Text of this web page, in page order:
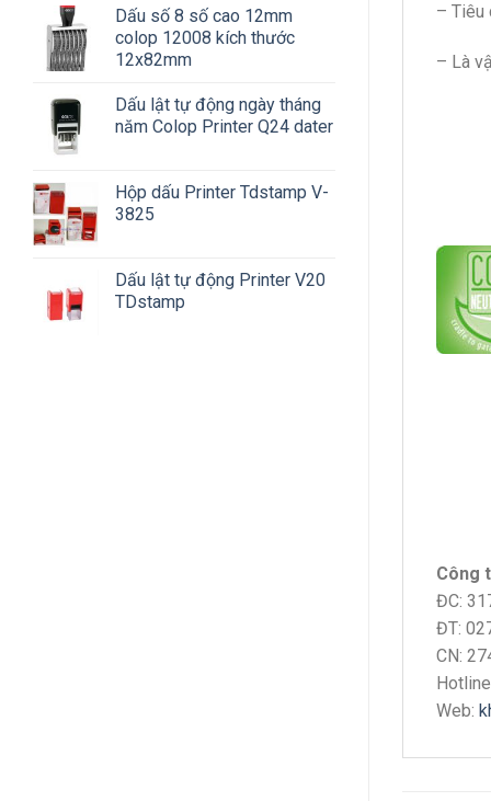
Dấu số 8 số cao 12mm
colop 12008 kích thước
12x82mm
Dấu lật tự động ngày tháng
năm Colop Printer Q24 dater
Hộp dấu Printer Tdstamp V-
3825
Dấu lật tự động Printer V20
TDstamp
– Tiêu
– Là
Công
ĐC:
ĐT:
CN:
Hotline
Web: